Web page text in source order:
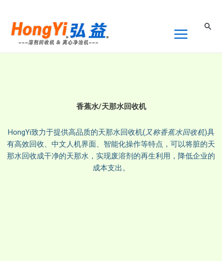
搜
香蕉水/天那水回收机
HongYi致力于提供高品质的天那水回收机(又称香蕉水回收机)具
有高效回收、中文人机界面、智能化操作等特点，可以将脏的天
那水回收成干净的天那水，实现废溶剂的再生利用，降低企业的
成本支出。